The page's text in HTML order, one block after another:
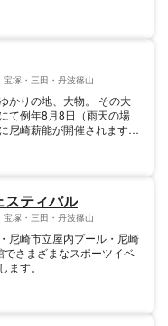
宝塚・三田・丹波篠山
かりの地、大物。 その大
て例年8月8日（雨天の場
尼崎薪能が開催されます。
ます。
スティバル
宝塚・三田・丹波篠山
尼崎市立屋内プール・尼崎
でさまざまなスポーツイベ
ます。